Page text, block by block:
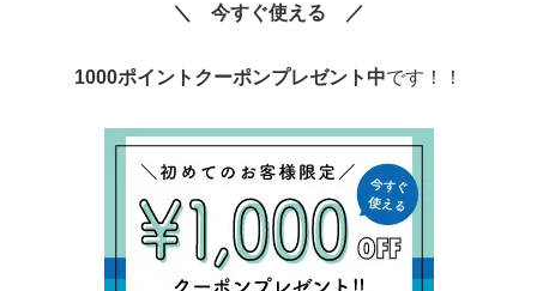
＼ 今すぐ使える ／
1000ポイントクーポンプレゼント中です！！